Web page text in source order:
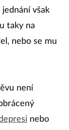
však
taky na
nebo se mu
není
nebo